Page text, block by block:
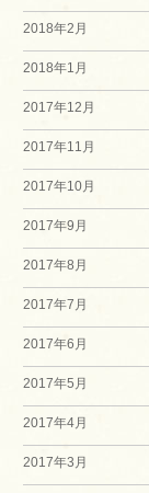
2018年2月
2018年1月
2017年12月
2017年11月
2017年10月
2017年9月
2017年8月
2017年7月
2017年6月
2017年5月
2017年4月
2017年3月